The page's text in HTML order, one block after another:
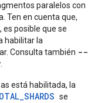
paralelos con
Ten en cuenta que,
es posible que se
habilitar la
Consulta también --
está habilitada, la
se